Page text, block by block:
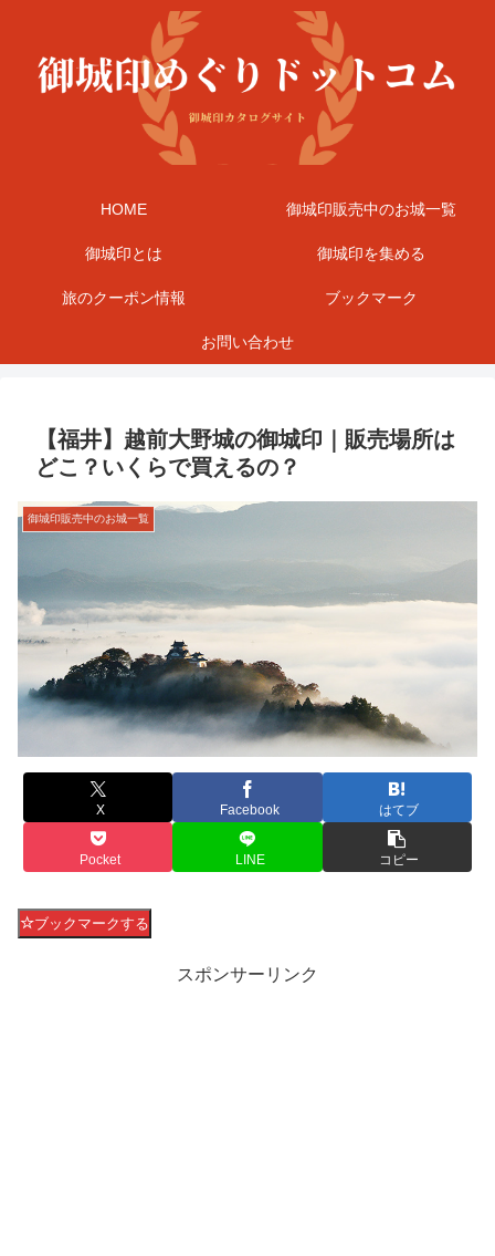
HOME 御城印販売中のお城一覧
御城印とは 御城印を集める
旅のクーポン情報 ブックマーク
お問い合わせ
【福井】越前大野城の御城印｜販売場所は
どこ？いくらで買えるの？
御城印販売中のお城一覧
X Facebook はてブ
Pocket LINE コピー
ブックマークする
スポンサーリンク